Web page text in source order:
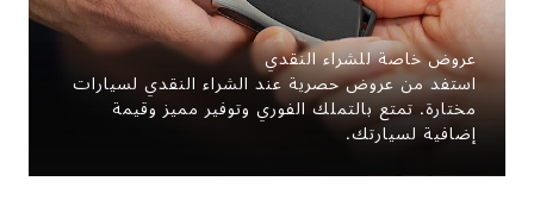
عروض خاصة للشراء النقدي
استفد من عروض حصرية عند الشراء النقدي لسيارات
مختارة. تمتع بالتملك الفوري وتوفير مميز وقيمة
إضافية لسيارتك.